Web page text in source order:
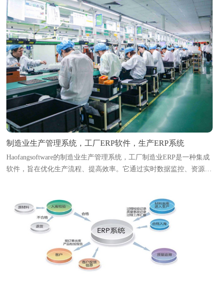
制造业生产管理系统，工厂ERP软件，生产ERP系统
Haofangsoftware的制造业生产管理系统，工厂制造业ERP是一种集成
软件，旨在优化生产流程、提高效率。它通过实时数据监控、资源调